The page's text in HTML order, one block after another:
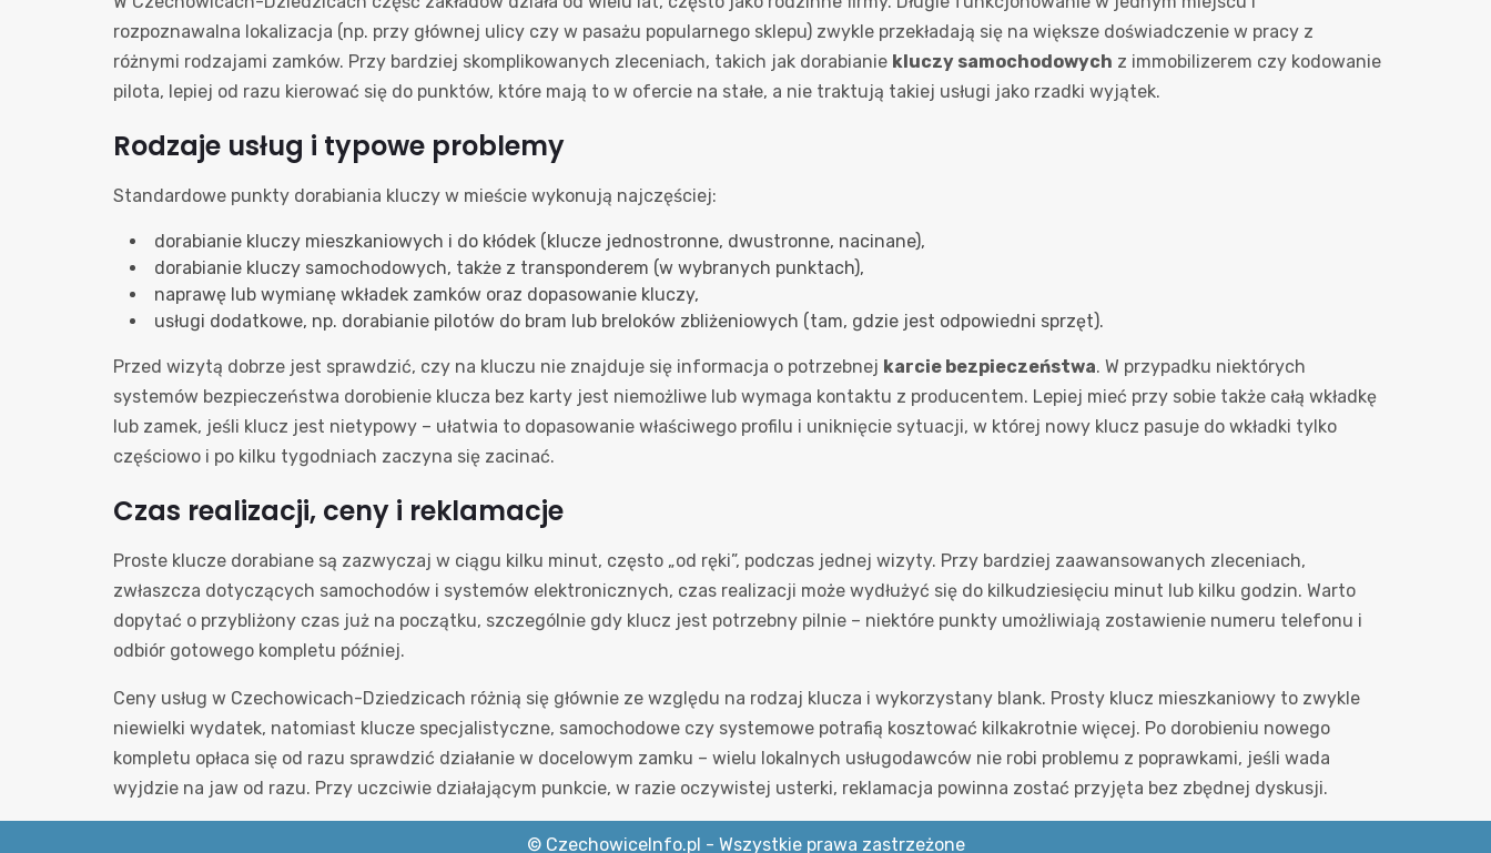
rozpoznawalna lokalizacja (np. przy głównej ulicy czy w pasażu popularnego sklepu) zwykle przekładają się na większe doświadczenie w pracy z
różnymi rodzajami zamków. Przy bardziej skomplikowanych zleceniach, takich jak dorabianie kluczy samochodowych z immobilizerem czy kodowanie
pilota, lepiej od razu kierować się do punktów, które mają to w ofercie na stałe, a nie traktują takiej usługi jako rzadki wyjątek.
Rodzaje usług i typowe problemy
Standardowe punkty dorabiania kluczy w mieście wykonują najczęściej:
dorabianie kluczy mieszkaniowych i do kłódek (klucze jednostronne, dwustronne, nacinane),
dorabianie kluczy samochodowych, także z transponderem (w wybranych punktach),
naprawę lub wymianę wkładek zamków oraz dopasowanie kluczy,
usługi dodatkowe, np. dorabianie pilotów do bram lub breloków zbliżeniowych (tam, gdzie jest odpowiedni sprzęt).
Przed wizytą dobrze jest sprawdzić, czy na kluczu nie znajduje się informacja o potrzebnej karcie bezpieczeństwa. W przypadku niektórych
systemów bezpieczeństwa dorobienie klucza bez karty jest niemożliwe lub wymaga kontaktu z producentem. Lepiej mieć przy sobie także całą wkładkę
lub zamek, jeśli klucz jest nietypowy – ułatwia to dopasowanie właściwego profilu i uniknięcie sytuacji, w której nowy klucz pasuje do wkładki tylko
częściowo i po kilku tygodniach zaczyna się zacinać.
Czas realizacji, ceny i reklamacje
Proste klucze dorabiane są zazwyczaj w ciągu kilku minut, często „od ręki”, podczas jednej wizyty. Przy bardziej zaawansowanych zleceniach,
zwłaszcza dotyczących samochodów i systemów elektronicznych, czas realizacji może wydłużyć się do kilkudziesięciu minut lub kilku godzin. Warto
dopytać o przybliżony czas już na początku, szczególnie gdy klucz jest potrzebny pilnie – niektóre punkty umożliwiają zostawienie numeru telefonu i
odbiór gotowego kompletu później.
Ceny usług w Czechowicach-Dziedzicach różnią się głównie ze względu na rodzaj klucza i wykorzystany blank. Prosty klucz mieszkaniowy to zwykle
niewielki wydatek, natomiast klucze specjalistyczne, samochodowe czy systemowe potrafią kosztować kilkakrotnie więcej. Po dorobieniu nowego
kompletu opłaca się od razu sprawdzić działanie w docelowym zamku – wielu lokalnych usługodawców nie robi problemu z poprawkami, jeśli wada
wyjdzie na jaw od razu. Przy uczciwie działającym punkcie, w razie oczywistej usterki, reklamacja powinna zostać przyjęta bez zbędnej dyskusji.
© CzechowiceInfo.pl - Wszystkie prawa zastrzeżone